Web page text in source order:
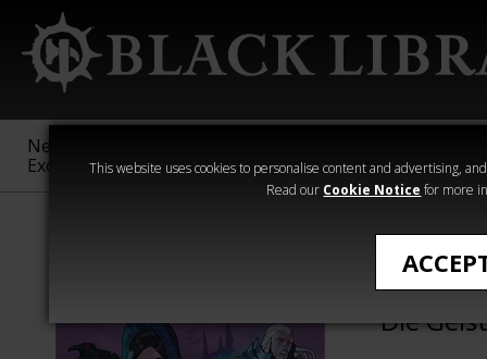
This website uses cookies to personalise content and advertising,
Read our Cookie Notice for more
New &
Exclusive
Sigmar
40,000
Heresy
Die